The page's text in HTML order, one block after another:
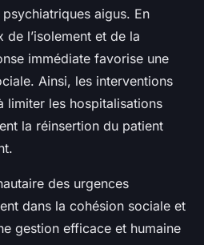
aigus. En
l’isolement et de la
immédiate favorise une
Ainsi, les interventions
limiter les hospitalisations
la réinsertion du patient
des urgences
dans la cohésion sociale et
gestion efficace et humaine